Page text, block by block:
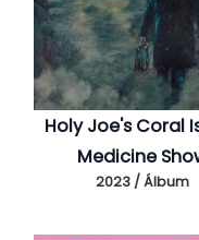
Holy Joe's Coral
Medicine
2023 / Álbum